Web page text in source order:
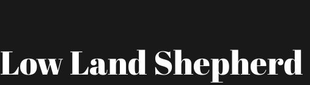
Low Land Shepherd